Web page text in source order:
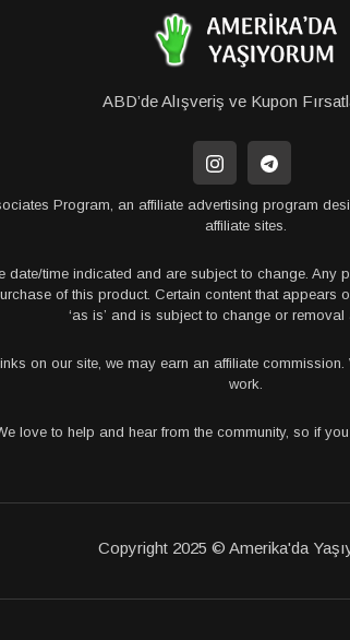
ABD’de Alışveriş ve Kupon
Program, an affiliate advertising program
affiliate sites.
time indicated and are subject to change.
of this product. Certain content that
‘as is’ and is subject to change or removal
on our site, we may earn an affiliate
work.
love to help and hear from the community, so if
Copyright 2025 © Amerika'da